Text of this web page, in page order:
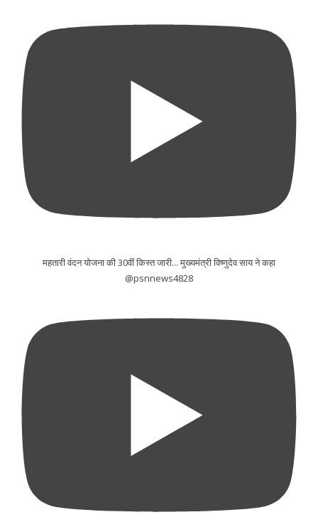
महतारी वंदन योजना की 30वीं किस्त जारी... मुख्यमंत्री विष्णुदेव साय ने कहा
@psnnews4828